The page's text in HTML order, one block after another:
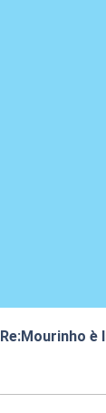
Re:Mourinho è